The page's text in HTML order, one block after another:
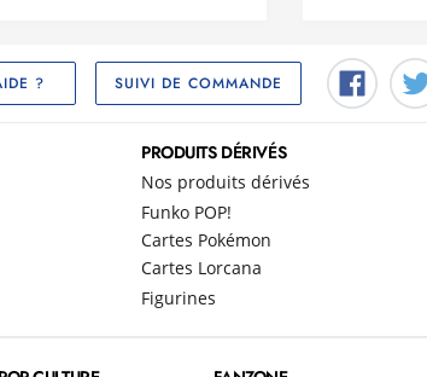
? SUIVI DE COMMANDE
PRODUITS DÉRIVÉS
Nos produits dérivés
Funko POP!
Cartes Pokémon
Cartes Lorcana
Figurines